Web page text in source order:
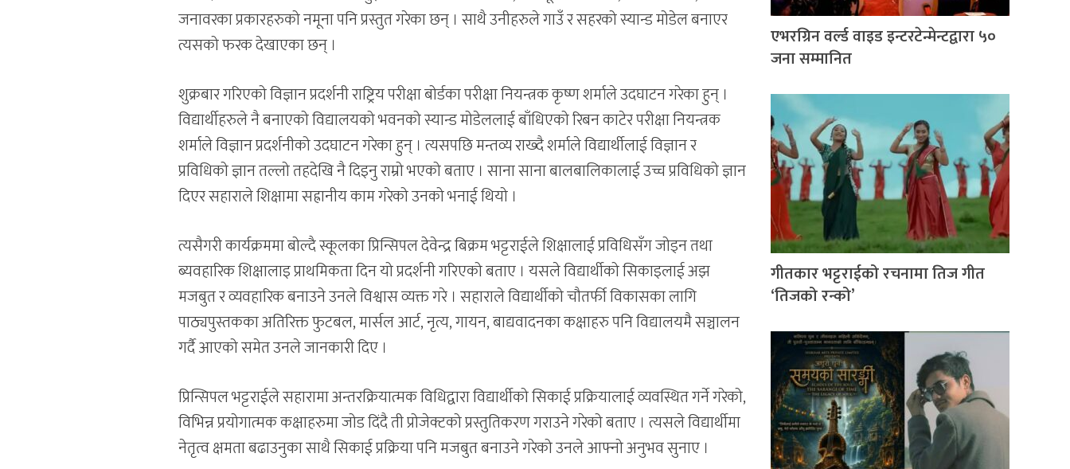
जनावरका प्रकारहरुको नमूना पनि प्रस्तुत गरेका छन् । साथै उनीहरुले गाउँ र सहरको स्यान्ड मोडेल बनाएर
त्यसको फरक देखाएका छन् ।
शुक्रबार गरिएको विज्ञान प्रदर्शनी राष्ट्रिय परीक्षा बोर्डका परीक्षा नियन्त्रक कृष्ण शर्माले उदघाटन गरेका हुन् ।
विद्यार्थीहरुले नै बनाएको विद्यालयको भवनको स्यान्ड मोडेललाई बाँधिएको रिबन काटेर परीक्षा नियन्त्रक
शर्माले विज्ञान प्रदर्शनीको उदघाटन गरेका हुन् । त्यसपछि मन्तव्य राख्दै शर्माले विद्यार्थीलाई विज्ञान र
प्रविधिको ज्ञान तल्लो तहदेखि नै दिइनु राम्रो भएको बताए । साना साना बालबालिकालाई उच्च प्रविधिको ज्ञान
दिएर सहाराले शिक्षामा सह्रानीय काम गरेको उनको भनाई थियो ।
त्यसैगरी कार्यक्रममा बोल्दै स्कूलका प्रिन्सिपल देवेन्द्र बिक्रम भट्टराईले शिक्षालाई प्रविधिसँग जोड्न तथा
ब्यवहारिक शिक्षालाइ प्राथमिकता दिन यो प्रदर्शनी गरिएको बताए । यसले विद्यार्थीको सिकाइलाई अझ
मजबुत र व्यवहारिक बनाउने उनले विश्वास व्यक्त गरे । सहाराले विद्यार्थीको चौतर्फी विकासका लागि
पाठ्यपुस्तकका अतिरिक्त फुटबल, मार्सल आर्ट, नृत्य, गायन, बाद्यवादनका कक्षाहरु पनि विद्यालयमै सञ्चालन
गर्दै आएको समेत उनले जानकारी दिए ।
प्रिन्सिपल भट्टराईले सहारामा अन्तरक्रियात्मक विधिद्वारा विद्यार्थीको सिकाई प्रक्रियालाई व्यवस्थित गर्ने गरेको,
विभिन्न प्रयोगात्मक कक्षाहरुमा जोड दिंदै ती प्रोजेक्टको प्रस्तुतिकरण गराउने गरेको बताए । त्यसले विद्यार्थीमा
नेतृत्व क्षमता बढाउनुका साथै सिकाई प्रक्रिया पनि मजबुत बनाउने गरेको उनले आफ्नो अनुभव सुनाए ।
एभरग्रिन वर्ल्ड वाइड इन्टरटेन्मेन्टद्वारा ५०
जना सम्मानित
गीतकार भट्टराईको रचनामा तिज गीत
‘तिजको रन्को’